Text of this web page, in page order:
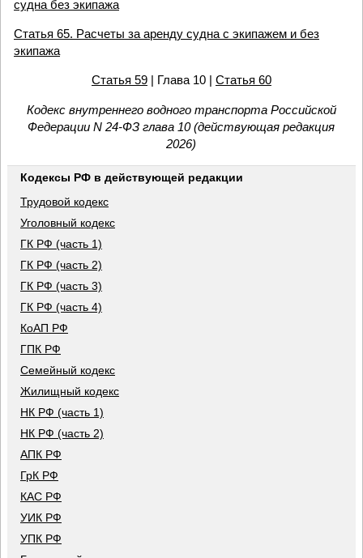
судна без экипажа
Статья 65. Расчеты за аренду судна с экипажем и без
экипажа
Статья 59| Глава 10 | Статья 60
Кодекс внутреннего водного транспорта Российской
Федерации N 24-ФЗ глава 10 (действующая редакция
2026)
Кодексы РФ в действующей редакции
Трудовой кодекс
Уголовный кодекс
ГК РФ (часть 1)
ГК РФ (часть 2)
ГК РФ (часть 3)
ГК РФ (часть 4)
КоАП РФ
ГПК РФ
Семейный кодекс
Жилищный кодекс
НК РФ (часть 1)
НК РФ (часть 2)
АПК РФ
ГрК РФ
КАС РФ
УИК РФ
УПК РФ